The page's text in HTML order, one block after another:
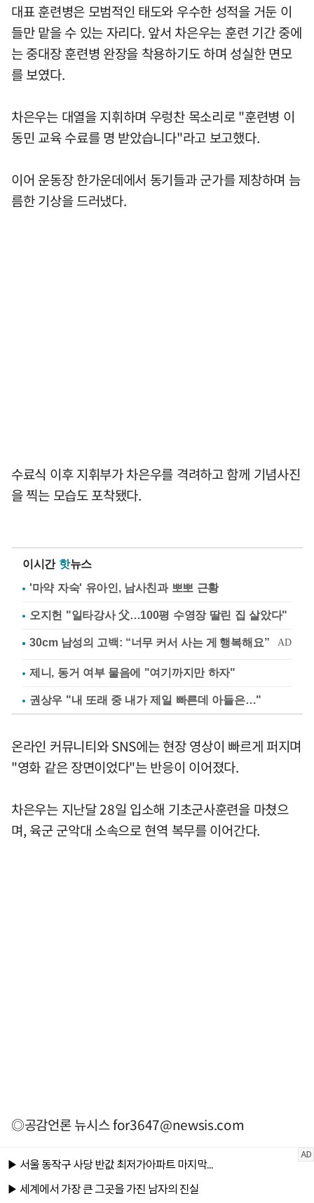
대표 훈련병은 모범적인 태도와 우수한 성적을 거둔 이
들만 맡을 수 있는 자리다. 앞서 차은우는 훈련 기간 중에
는 중대장 훈련병 완장을 착용하기도 하며 성실한 면모
를 보였다.
차은우는 대열을 지휘하며 우렁찬 목소리로 "훈련병 이
동민 교육 수료를 명 받았습니다"라고 보고했다.
이어 운동장 한가운데에서 동기들과 군가를 제창하며 늠
름한 기상을 드러냈다.
수료식 이후 지휘부가 차은우를 격려하고 함께 기념사진
을 찍는 모습도 포착됐다.
이시간 핫뉴스
'마약 자숙' 유아인, 남사친과 뽀뽀 근황
오지헌 "일타강사 父…100평 수영장 딸린 집 살았다"
제니, 동거 여부 물음에 "여기까지만 하자"
권상우 "내 또래 중 내가 제일 빠른데 아들은…"
온라인 커뮤니티와 SNS에는 현장 영상이 빠르게 퍼지며
"영화 같은 장면이었다"는 반응이 이어졌다.
차은우는 지난달 28일 입소해 기초군사훈련을 마쳤으
며, 육군 군악대 소속으로 현역 복무를 이어간다.
◎공감언론 뉴시스for3647@newsis.com